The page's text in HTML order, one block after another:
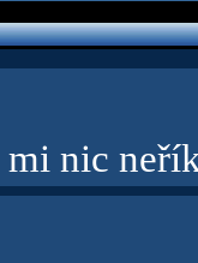
nic